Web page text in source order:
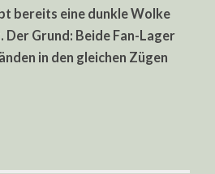
bereits eine dunkle Wolke
Der Grund: Beide Fan-Lager
in den gleichen Zügen